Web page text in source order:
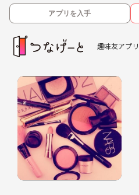
アプリを入手
趣味友アプリ